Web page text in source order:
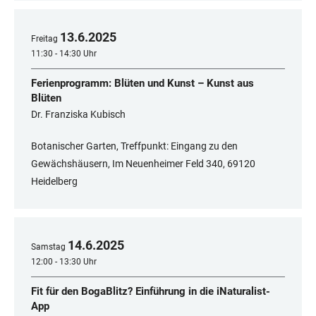
Freitag 13.6.2025
11:30 - 14:30 Uhr
Ferienprogramm: Blüten und Kunst – Kunst aus
Blüten
Dr. Franziska Kubisch
Botanischer Garten, Treffpunkt: Eingang zu den
Gewächshäusern, Im Neuenheimer Feld 340, 69120
Heidelberg
Samstag 14.6.2025
12:00 - 13:30 Uhr
Fit für den BogaBlitz? Einführung in die iNaturalist-
App